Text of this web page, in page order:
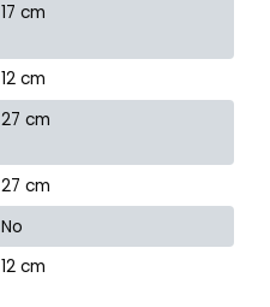
17 cm
12 cm
27 cm
27 cm
No
12 cm